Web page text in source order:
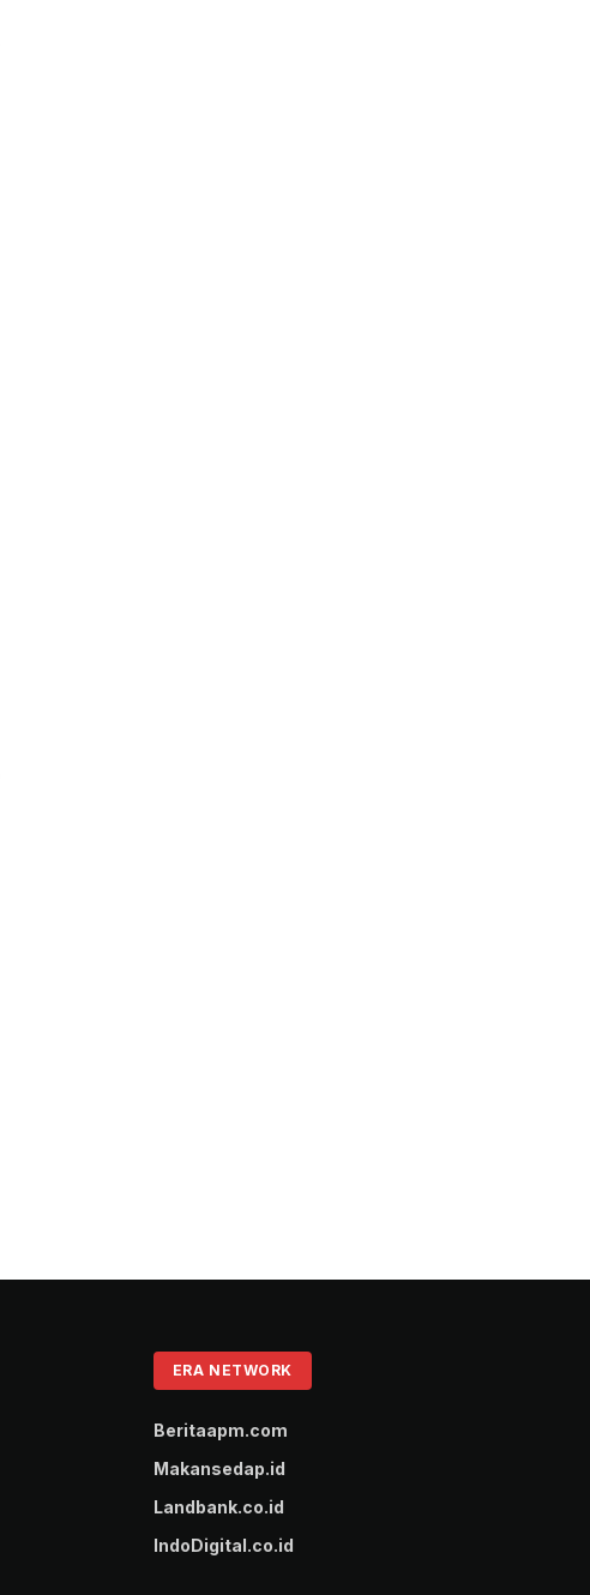
ERA NETWORK
Beritaapm.com
Makansedap.id
Landbank.co.id
IndoDigital.co.id